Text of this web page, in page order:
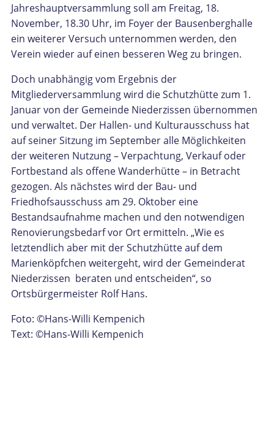
Jahreshauptversammlung soll am Freitag, 18.
November, 18.30 Uhr, im Foyer der Bausenberghalle
ein weiterer Versuch unternommen werden, den
Verein wieder auf einen besseren Weg zu bringen.
Doch unabhängig vom Ergebnis der
Mitgliederversammlung wird die Schutzhütte zum 1.
Januar von der Gemeinde Niederzissen übernommen
und verwaltet. Der Hallen- und Kulturausschuss hat
auf seiner Sitzung im September alle Möglichkeiten
der weiteren Nutzung – Verpachtung, Verkauf oder
Fortbestand als offene Wanderhütte – in Betracht
gezogen. Als nächstes wird der Bau- und
Friedhofsausschuss am 29. Oktober eine
Bestandsaufnahme machen und den notwendigen
Renovierungsbedarf vor Ort ermitteln. „Wie es
letztendlich aber mit der Schutzhütte auf dem
Marienköpfchen weitergeht, wird der Gemeinderat
Niederzissen beraten und entscheiden“, so
Ortsbürgermeister Rolf Hans.
Foto: ©Hans-Willi Kempenich
Text: ©Hans-Willi Kempenich